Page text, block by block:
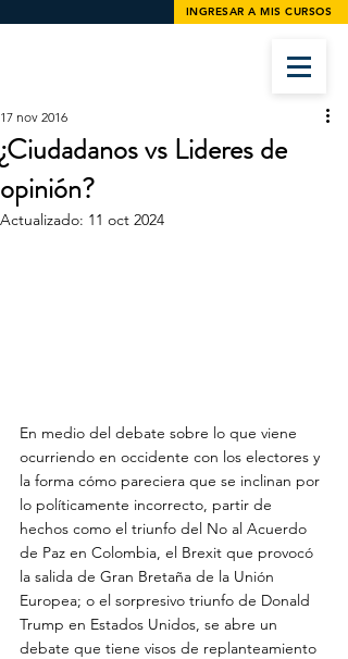
INGRESAR A MIS CURSOS
¿Ciudadanos vs Lideres de
opinión?
17 nov 2016
Actualizado: 11 oct 2024
En medio del debate sobre lo que viene
ocurriendo en occidente con los electores y
la forma cómo pareciera que se inclinan por
lo políticamente incorrecto, partir de
hechos como el triunfo del No al Acuerdo
de Paz en Colombia, el Brexit que provocó
la salida de Gran Bretaña de la Unión
Europea; o el sorpresivo triunfo de Donald
Trump en Estados Unidos, se abre un
debate que tiene visos de replanteamiento